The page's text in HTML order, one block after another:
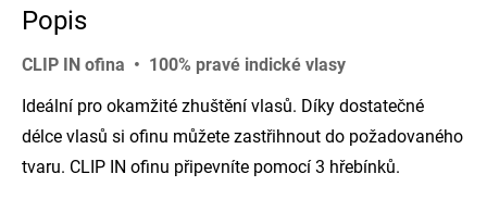
Popis
CLIP IN ofina • 100% pravé indické vlasy
Ideální pro okamžité zhuštění vlasů. Díky dostatečné
délce vlasů si ofinu můžete zastřihnout do požadovaného
tvaru. CLIP IN ofinu připevníte pomocí 3 hřebínků.